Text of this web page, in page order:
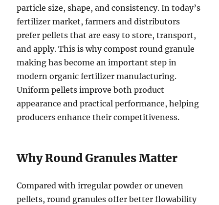
particle size, shape, and consistency. In today’s
fertilizer market, farmers and distributors
prefer pellets that are easy to store, transport,
and apply. This is why compost round granule
making has become an important step in
modern organic fertilizer manufacturing.
Uniform pellets improve both product
appearance and practical performance, helping
producers enhance their competitiveness.
Why Round Granules Matter
Compared with irregular powder or uneven
pellets, round granules offer better flowability